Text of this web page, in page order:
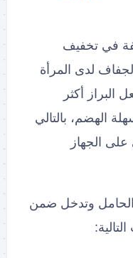
في تخفيف
لدى المرأة
البراز أكثر
الهضم، بالتالي
الجهاز
الحامل وتدخل ضمن